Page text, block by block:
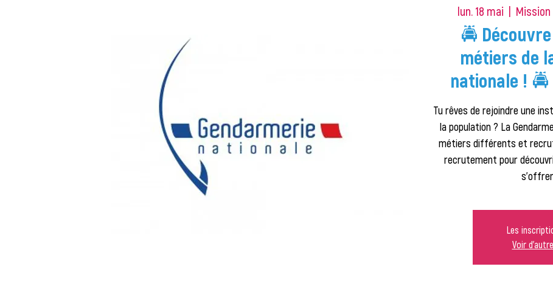
lun. 18 mai
  |
🚔
métiers de
nationale !
Tu rêves de rejoindre une
la population ? La
métiers différents et
recrutement pour
Les
Voir